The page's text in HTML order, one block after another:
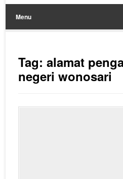
Menu
Tag:alamat
negeri wonosari